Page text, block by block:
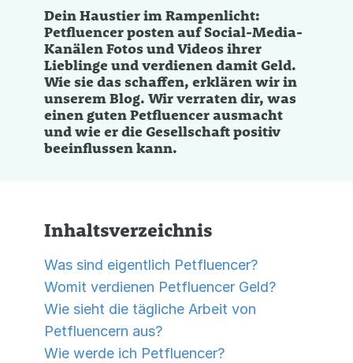
Dein Haustier im Rampenlicht:
Petfluencer posten auf Social-Media-
Kanälen Fotos und Videos ihrer
Lieblinge und verdienen damit Geld.
Wie sie das schaffen, erklären wir in
unserem Blog. Wir verraten dir, was
einen guten Petfluencer ausmacht
und wie er die Gesellschaft positiv
beeinflussen kann.
Inhaltsverzeichnis
Was sind eigentlich Petfluencer?
Womit verdienen Petfluencer Geld?
Wie sieht die tägliche Arbeit von
Petfluencern aus?
Wie werde ich Petfluencer?